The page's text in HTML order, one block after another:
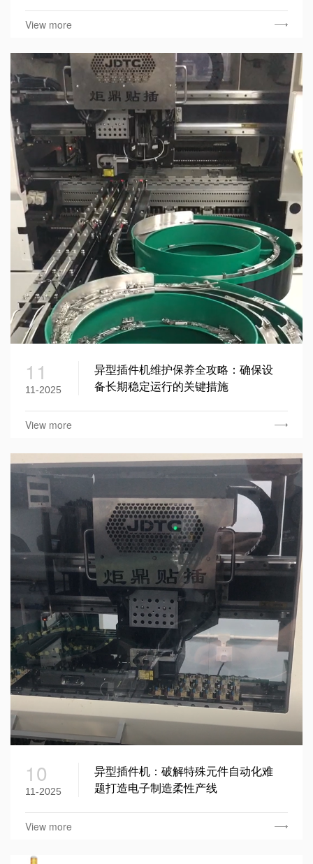
View more
11
11-2025
异型插件机维护保养全攻略：确保设
备长期稳定运行的关键措施
View more
10
11-2025
异型插件机：破解特殊元件自动化难
题打造电子制造柔性产线
View more